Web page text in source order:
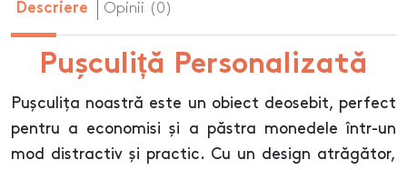
Descriere Opinii (0)
Pușculiță Personalizată
Pușculița noastră este un obiect deosebit, perfect
pentru a economisi și a păstra monedele într-un
mod distractiv și practic. Cu un design atrăgător,